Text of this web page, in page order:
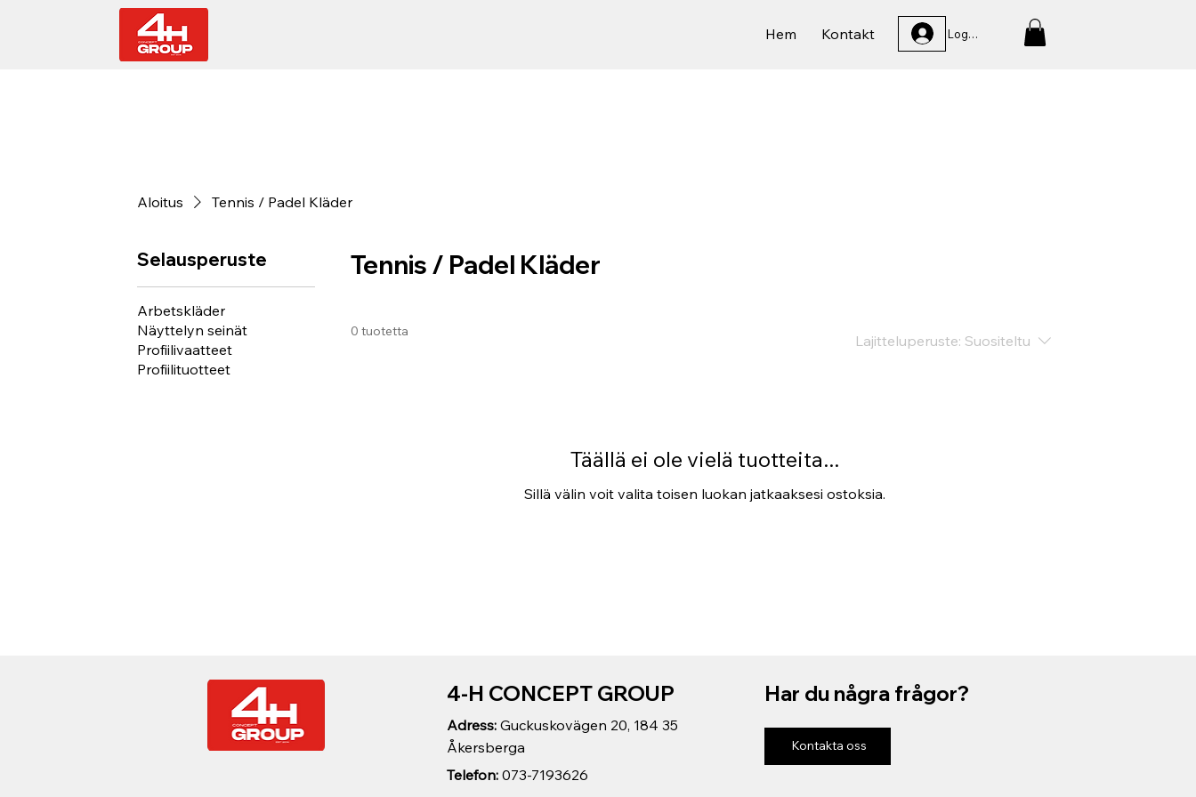
Hem Kontakt Logga In
Aloitus Tennis / Padel Kläder
Selausperuste
Arbetskläder
Näyttelyn seinät
Profiilivaatteet
Profiilituotteet
Tennis / Padel Kläder
0 tuotetta
Lajitteluperuste: Suositeltu
Täällä ei ole vielä tuotteita...
Sillä välin voit valita toisen luokan jatkaaksesi ostoksia.
Telefon:073-7193626
Adress: Guckuskovägen 20, 184 35
Åkersberga
4-H CONCEPT GROUP Har du några frågor?
Kontakta oss